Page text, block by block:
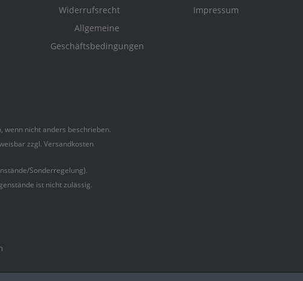
Widerrufsrecht
Allgemeine
Geschäftsbedingungen
Impressum
wenn nicht anders beschrieben.
zzgl. Versandkosten
Sonderregelung).
ist nicht zulässig.